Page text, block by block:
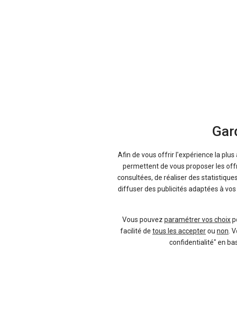
Afin de vous offrir l'expérience la plus
permettent de vous proposer les
consultées, de réaliser des
diffuser des publicités adaptées à
Vous pouvezparamétrer vos choix
facilité de tous les accepterou non .
confidentialité" en